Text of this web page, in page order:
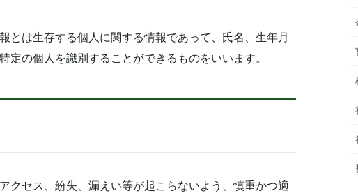
とは生存する個人に関する情報であって、氏名、生年月
定の個人を識別することができるものをいいます。
クセス、紛失、漏えい等が起こらないよう、慎重かつ適